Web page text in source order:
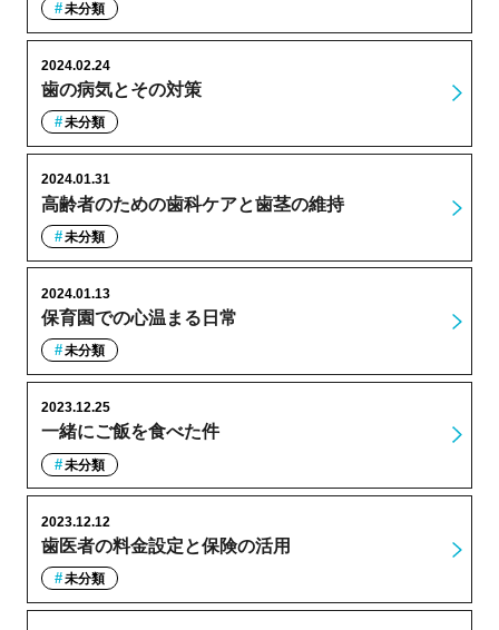
未分類
歯の病気とその対策
2024.02.24
未分類
高齢者のための歯科ケアと歯茎の維持
2024.01.31
未分類
保育園での心温まる日常
2024.01.13
未分類
一緒にご飯を食べた件
2023.12.25
未分類
歯医者の料金設定と保険の活用
2023.12.12
未分類